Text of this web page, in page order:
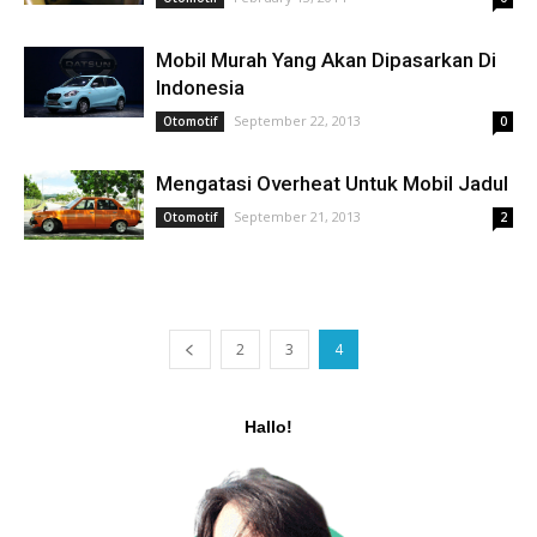
Mobil Murah Yang Akan Dipasarkan Di
Indonesia
Otomotif September 22, 2013 0
Mengatasi Overheat Untuk Mobil Jadul
Otomotif September 21, 2013 2
2 3 4
Hallo!